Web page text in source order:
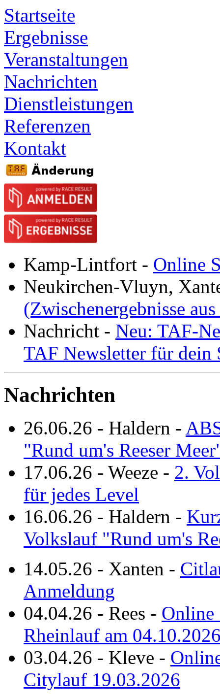
Startseite
Ergebnisse
Veranstaltungen
Nachrichten
Dienstleistungen
Referenzen
Kontakt
Kamp-Lintfort - Online
Neukirchen-Vluyn,
(Zwischenergebnisse
Nachricht - Neu: TAF-
TAF Newsletter für dein
Nachrichten
26.06.26 - Haldern -
"Rund um's Reeser
17.06.26 - Weeze - 2.
für jedes Level
16.06.26 - Haldern -
Volkslauf "Rund um's
14.05.26 - Xanten -
Anmeldung
04.04.26 - Rees - Online
Rheinlauf am
03.04.26 - Kleve -
Citylauf 19.03.2026